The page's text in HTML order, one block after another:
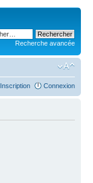
Recherche avancée
Inscription Connexion